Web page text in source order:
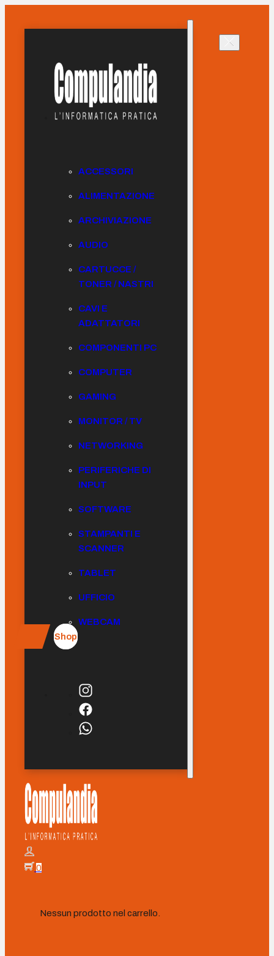
ACCESSORI
ALIMENTAZIONE
ARCHIVIAZIONE
AUDIO
CARTUCCE /
TONER / NASTRI
CAVI E
ADATTATORI
COMPONENTI PC
COMPUTER
GAMING
MONITOR / TV
NETWORKING
PERIFERICHE DI
INPUT
SOFTWARE
STAMPANTI E
SCANNER
TABLET
UFFICIO
WEBCAM
Shop
0
Nessun prodotto nel carrello.